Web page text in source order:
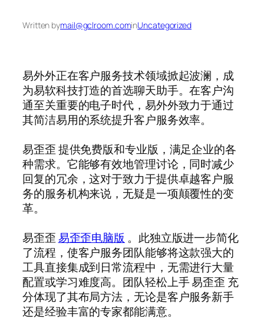
Written bymail@gclroom.cominUncategorized
易外外正在客户服务技术领域掀起波澜，成
为易软科技打造的首选聊天助手。在客户沟
通至关重要的电子时代，易外外致力于通过
其简洁易用的系统提升客户服务效率。
易歪歪 提供免费版和专业版，满足企业的各
种需求。它能够有效地管理讨论，同时减少
回复的冗余，这对于致力于提供卓越客户服
务的服务机构来说，无疑是一项颠覆性的变
革。
易歪歪易歪歪电脑版 。此独立版进一步简化
了流程，使客户服务团队能够将这款强大的
工具直接集成到日常流程中，无需进行大量
配置或学习难度高。团队轻松上手 易歪歪 充
分体现了其布局方法，无论是客户服务新手
还是经验丰富的专家都能满意。